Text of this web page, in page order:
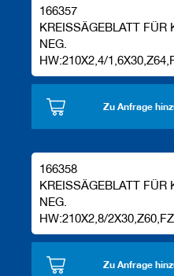
166357
KREISSÄGEBLATT FÜR
NEG.
HW:210X2,4/
Zu Anfrage
166358
KREISSÄGEBLATT FÜR
NEG.
HW:210X2,8/
Zu Anfrage